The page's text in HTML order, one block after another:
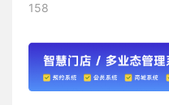
158